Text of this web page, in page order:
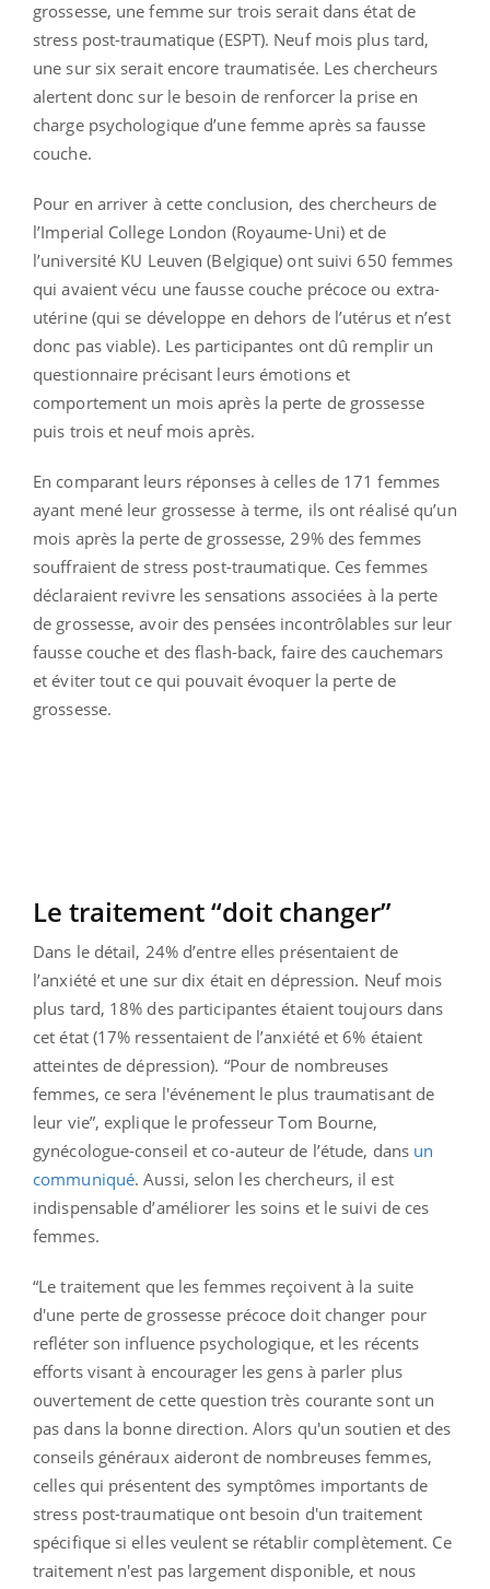
grossesse, une femme sur trois serait dans état de
stress post-traumatique (ESPT). Neuf mois plus tard,
une sur six serait encore traumatisée. Les chercheurs
alertent donc sur le besoin de renforcer la prise en
charge psychologique d’une femme après sa fausse
couche.
Pour en arriver à cette conclusion, des chercheurs de
l’Imperial College London (Royaume-Uni) et de
l’université KU Leuven (Belgique) ont suivi 650 femmes
qui avaient vécu une fausse couche précoce ou extra-
utérine (qui se développe en dehors de l’utérus et n’est
donc pas viable). Les participantes ont dû remplir un
questionnaire précisant leurs émotions et
comportement un mois après la perte de grossesse
puis trois et neuf mois après.
En comparant leurs réponses à celles de 171 femmes
ayant mené leur grossesse à terme, ils ont réalisé qu’un
mois après la perte de grossesse, 29% des femmes
souffraient de stress post-traumatique. Ces femmes
déclaraient revivre les sensations associées à la perte
de grossesse, avoir des pensées incontrôlables sur leur
fausse couche et des flash-back, faire des cauchemars
et éviter tout ce qui pouvait évoquer la perte de
grossesse.
Le traitement “doit changer”
Dans le détail, 24% d’entre elles présentaient de
l’anxiété et une sur dix était en dépression. Neuf mois
plus tard, 18% des participantes étaient toujours dans
cet état (17% ressentaient de l’anxiété et 6% étaient
atteintes de dépression). “Pour de nombreuses
femmes, ce sera l'événement le plus traumatisant de
leur vie”, explique le professeur Tom Bourne,
gynécologue-conseil et co-auteur de l’étude, dans un
communiqué. Aussi, selon les chercheurs, il est
indispensable d’améliorer les soins et le suivi de ces
femmes.
“Le traitement que les femmes reçoivent à la suite
d'une perte de grossesse précoce doit changer pour
refléter son influence psychologique, et les récents
efforts visant à encourager les gens à parler plus
ouvertement de cette question très courante sont un
pas dans la bonne direction. Alors qu'un soutien et des
conseils généraux aideront de nombreuses femmes,
celles qui présentent des symptômes importants de
stress post-traumatique ont besoin d'un traitement
spécifique si elles veulent se rétablir complètement. Ce
traitement n'est pas largement disponible, et nous